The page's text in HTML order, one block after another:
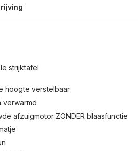
strijktafel
hoogte verstelbaar
verwarmd
afzuigmotor ZONDER blaasfunctie